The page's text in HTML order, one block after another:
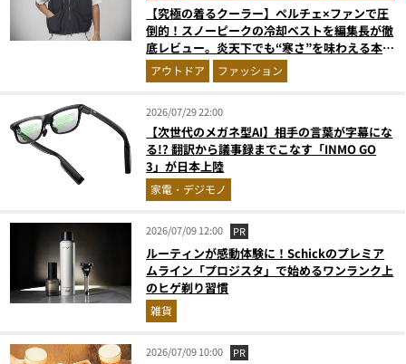
【究極の着るクーラー】ペルチェ×ファンで圧
倒的！スノーピークの冷却ベストを編集長が徹
底レビュー。炎天下でも“寒さ”を味わえる本気
のギア『コレ買いです』Vol.172
アウトドア ファッション
2026/07/29 22:00
【次世代のメガネ型AI】相手の言葉が字幕にな
る!? 翻訳から議事録までこなす「INMO GO
3」が日本上陸
家電・デジモノ
2026/07/09 12:00 PR
ルーティンが感動体験に！Schickのプレミア
ムライン「プロジスタ」で始めるワンランク上
のヒゲ剃り習慣
雑貨
2026/07/09 10:00 PR